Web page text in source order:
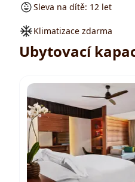
Sleva na dítě: 12 let
Klimatizace zdarma
Ubytovací